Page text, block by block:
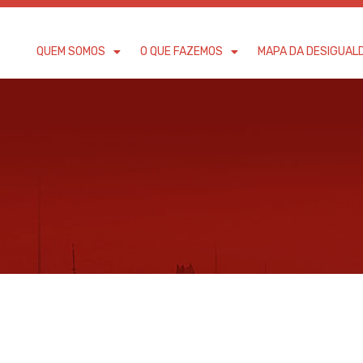
QUEM SOMOS O QUE FAZEMOS MAPA DA